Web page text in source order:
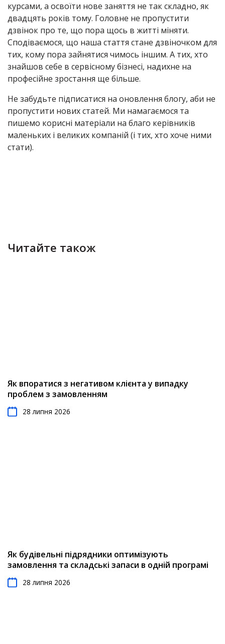
курсами, а освоїти нове заняття не так складно, як
двадцять років тому. Головне не пропустити
дзвінок про те, що пора щось в житті міняти.
Сподіваємося, що наша стаття стане дзвіночком для
тих, кому пора зайнятися чимось іншим. А тих, хто
знайшов себе в сервісному бізнесі, надихне на
професійне зростання ще більше.
Не забудьте підписатися на оновлення блогу, аби не
пропустити нових статей. Ми намагаємося та
пишемо корисні матеріали на благо керівників
маленьких і великих компаній (і тих, хто хоче ними
стати).
Читайте також
Як впоратися з негативом клієнта у випадку
проблем з замовленням
28 липня 2026
Як будівельні підрядники оптимізують
замовлення та складські запаси в одній програмі
28 липня 2026